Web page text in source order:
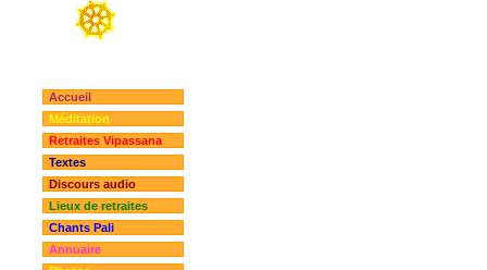
Accueil
Méditation
Retraites Vipassana
Textes
Discours audio
Lieux de retraites
Chants Pali
Annuaire